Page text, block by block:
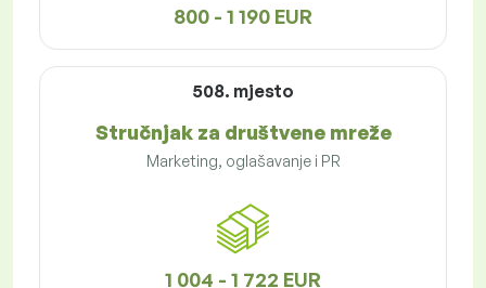
800 - 1 190 EUR
508. mjesto
Stručnjak za društvene mreže
Marketing, oglašavanje i PR
1 004 - 1 722 EUR